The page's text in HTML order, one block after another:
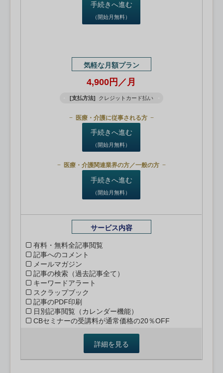
手続きへ進む
（開始月無料）
気軽な月額プラン
4,900円／月
[支払方法] クレジットカード払い
医療・介護に従事される方
手続きへ進む
（開始月無料）
医療・介護関連業界の方／一般の方
手続きへ進む
（開始月無料）
サービス内容
有料・無料全記事閲覧
記事へのコメント
メールマガジン
記事の検索（過去記事全て）
キーワードアラート
スクラップブック
記事のPDF印刷
日別記事閲覧（カレンダー機能）
CBセミナーの受講料が通常価格の20％OFF
詳細を見る